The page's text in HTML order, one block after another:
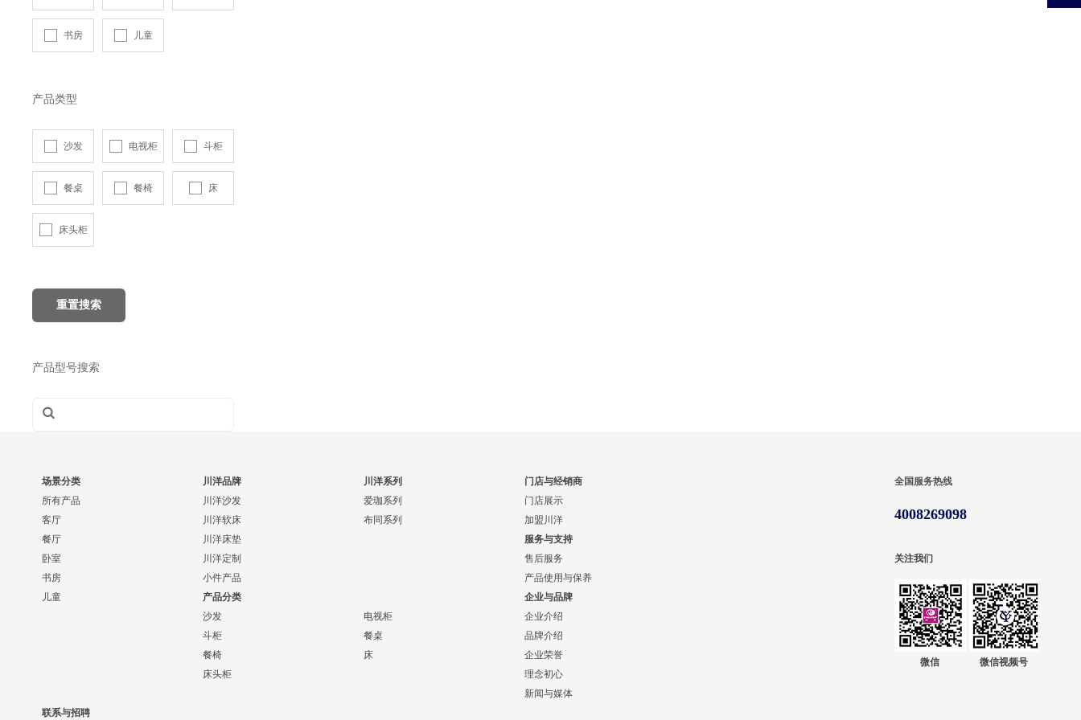
书房 儿童
产品类型
沙发 电视柜 斗柜
餐桌 餐椅 床
床头柜
重置搜索
产品型号搜索
场景分类
所有产品
客厅
餐厅
卧室
书房
儿童
川洋品牌
川洋沙发
川洋软床
川洋床垫
川洋定制
小件产品
川洋系列
爱珈系列
布同系列
门店与经销商
门店展示
加盟川洋
服务与支持
售后服务
产品使用与保养
产品分类
沙发
电视柜
斗柜
餐桌
餐椅
床
床头柜
企业与品牌
企业介绍
品牌介绍
企业荣誉
理念初心
新闻与媒体
联系与招聘
全国服务热线
4008269098
关注我们
微信 微信视频号